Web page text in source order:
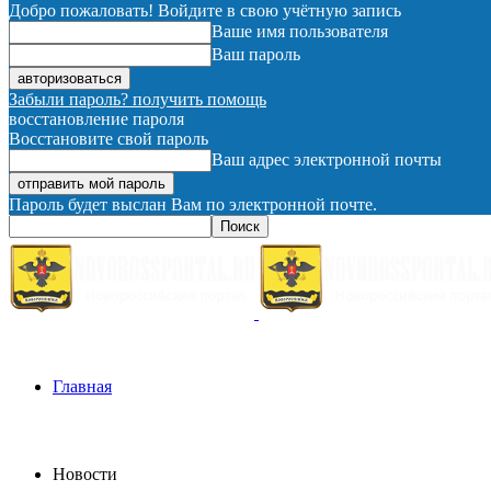
Добро пожаловать! Войдите в свою учётную запись
Ваше имя пользователя
Ваш пароль
Забыли пароль? получить помощь
восстановление пароля
Восстановите свой пароль
Ваш адрес электронной почты
Пароль будет выслан Вам по электронной почте.
Главная
Новости